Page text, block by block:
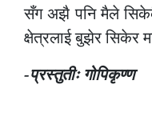
सँग अझै पनि मैले सिकेकै
क्षेत्रलाई बुझेर सिकेर
-प्रस्तुतीः गोपिकृण्ण